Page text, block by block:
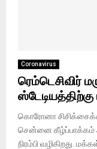
Coronavirus
ரெம்டெசிவிர்
கொரோனா
சென்னை கீழ்ப்பாக்கம்
நிரம்பி வழிகிறது.